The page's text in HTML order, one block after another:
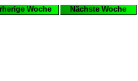
Woche Nächste Woche